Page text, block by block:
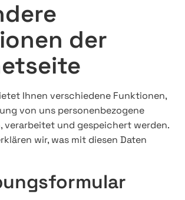
der
Ihnen verschiedene Funktionen,
von uns personenbezogene
verarbeitet und gespeichert werden.
wir, was mit diesen Daten